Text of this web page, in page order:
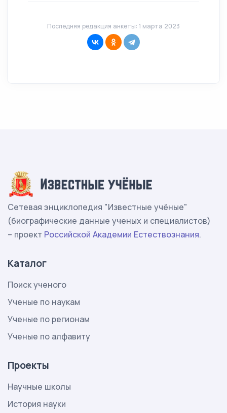
Последняя редакция анкеты: 1 марта 2023
Сетевая энциклопедия "Известные учёные"
(биографические данные ученых и специалистов)
– проект Российской Академии Естествознания.
Каталог
Поиск ученого
Ученые по наукам
Ученые по регионам
Ученые по алфавиту
Проекты
Научные школы
История науки